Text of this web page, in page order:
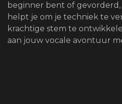
beginner bent of
helpt je om je techniek te
krachtige stem te
aan jouw vocale avontuur